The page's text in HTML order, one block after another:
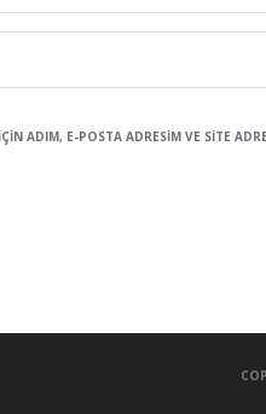
ADIM, E-POSTA ADRESIM VE SITE